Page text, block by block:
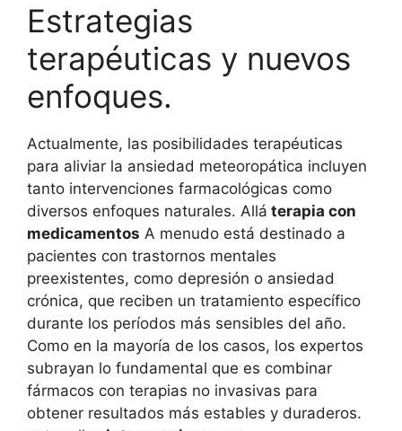
Estrategias
terapéuticas y nuevos
enfoques.
Actualmente, las posibilidades terapéuticas
para aliviar la ansiedad meteoropática incluyen
tanto intervenciones farmacológicas como
diversos enfoques naturales. Allá terapia con
medicamentos A menudo está destinado a
pacientes con trastornos mentales
preexistentes, como depresión o ansiedad
crónica, que reciben un tratamiento específico
durante los períodos más sensibles del año.
Como en la mayoría de los casos, los expertos
subrayan lo fundamental que es combinar
fármacos con terapias no invasivas para
obtener resultados más estables y duraderos.